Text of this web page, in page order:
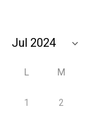
L M
1 2